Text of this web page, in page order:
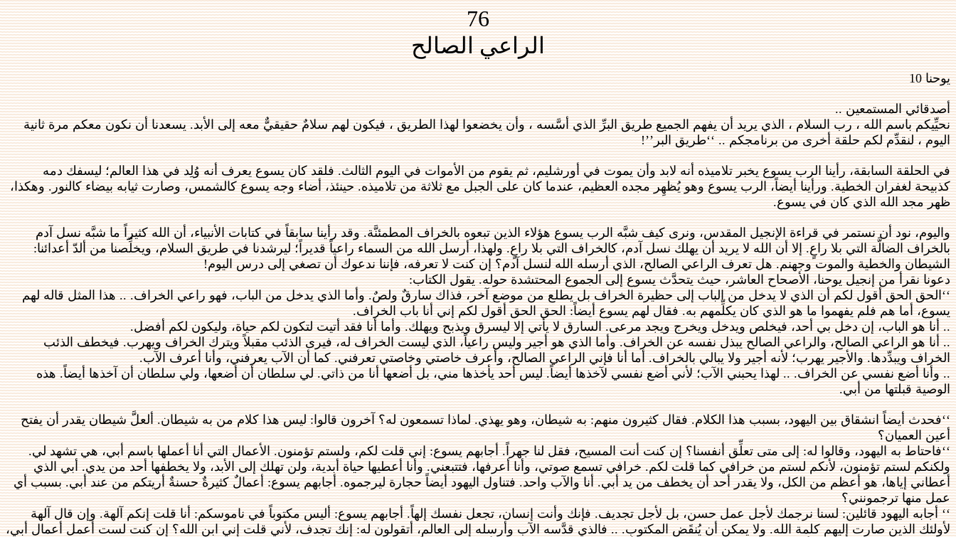
76
الراعي الصالح
يوحنا 10
أصدقائي المستمعين ..
نحيِّيكم باسم الله ، رب السلام ، الذي يريد أن يفهم الجميع طريق البرِّ الذي أسَّسه ، وأن يخضعوا لهذا الطريق ، فيكون لهم سلامٌ حقيقيٌّ معه إلى الأبد. يسعدنا أن نكون معكم مرة ثانية
اليوم ، لنقدِّم لكم حلقة أخرى من برنامجكم .. ‘‘طريق البر’’!
في الحلقة السابقة، رأينا الرب يسوع يخبر تلاميذه أنه لابد وأن يموت في أورشليم، ثم يقوم من الأموات في اليوم الثالث. فلقد كان يسوع يعرف أنه وُلِد في هذا العالم؛ ليسفك دمه
كذبيحة لغفران الخطية. ورأينا أيضاً، الرب يسوع وهو يُظهِر مجده العظيم، عندما كان على الجبل مع ثلاثة من تلاميذه. حينئذ، أضاء وجه يسوع كالشمس، وصارت ثيابه بيضاء كالنور. وهكذا،
ظهر مجد الله الذي كان في يسوع.
واليوم، نود أن نستمر في قراءة الإنجيل المقدس، ونرى كيف شبَّه الرب يسوع هؤلاء الذين تبعوه بالخراف المطمئنَّة. وقد رأينا سابقاً في كتابات الأنبياء، أن الله كثيراً ما شبَّه نسل آدم
بالخراف الضالَّة التي بلا راعٍ. إلا أن الله لا يريد أن يهلك نسل آدم، كالخراف التي بلا راعٍ. ولهذا، أرسل الله من السماء راعياً قديراً؛ ليرشدنا في طريق السلام، ويخلِّصنا من ألدّ أعدائنا:
الشيطان والخطية والموت وجهنم. هل تعرف الراعي الصالح، الذي أرسله الله لنسل آدم؟ إن كنت لا تعرفه، فإننا ندعوك أن تصغي إلى درس اليوم!
دعونا نقرأ من إنجيل يوحنا، الأصحاح العاشر، حيث يتحدَّث يسوع إلى الجموع المحتشدة حوله. يقول الكتاب:
‘‘الحق الحق أقول لكم أن الذي لا يدخل من الباب إلى حظيرة الخراف بل يطلع من موضع آخر، فذاك سارقٌ ولصٌ. وأما الذي يدخل من الباب، فهو راعي الخراف. .. هذا المثل قاله لهم
يسوع، أما هم فلم يفهموا ما هو الذي كان يكلِّمهم به. فقال لهم يسوع أيضاً: الحق الحق أقول لكم إني أنا باب الخراف.
.. أنا هو الباب، إن دخل بي أحد، فيخلص ويدخل ويخرج ويجد مرعى. السارق لا يأتي إلا ليسرق ويذبح ويهلك. وأما أنا فقد أتيت لتكون لكم حياة، وليكون لكم أفضل.
.. أنا هو الراعي الصالح، والراعي الصالح يبذل نفسه عن الخراف. وأما الذي هو أجير وليس راعياً، الذي ليست الخراف له، فيرى الذئب مقبلاً ويترك الخراف ويهرب. فيخطف الذئب
الخراف ويبدِّدها. والأجير يهرب؛ لأنه أجير ولا يبالي بالخراف. أما أنا فإني الراعي الصالح، وأعرف خاصتي وخاصتي تعرفني. كما أن الآب يعرفني، وأنا أعرف الآب.
.. وأنا أضع نفسي عن الخراف. .. لهذا يحبني الآب؛ لأني أضع نفسي لآخذها أيضاً. ليس أحد يأخذها مني، بل أضعها أنا من ذاتي. لي سلطان أن أضعها، ولي سلطان أن آخذها أيضاً. هذه
الوصية قبلتها من أبي.
‘‘فحدث أيضاً انشقاق بين اليهود، بسبب هذا الكلام. فقال كثيرون منهم: به شيطان، وهو يهذي. لماذا تسمعون له؟ آخرون قالوا: ليس هذا كلام من به شيطان. ألعلَّ شيطان يقدر أن يفتح
أعين العميان؟
‘‘فاحتاط به اليهود، وقالوا له: إلى متى تعلِّق أنفسنا؟ إن كنت أنت المسيح، فقل لنا جهراً. أجابهم يسوع: إني قلت لكم، ولستم تؤمنون. الأعمال التي أنا أعملها باسم أبي، هي تشهد لي.
ولكنكم لستم تؤمنون، لأنكم لستم من خرافي كما قلت لكم. خرافي تسمع صوتي، وأنا أعرفها، فتتبعني. وأنا أعطيها حياة أبدية، ولن تهلك إلى الأبد، ولا يخطفها أحد من يدي. أبي الذي
أعطاني إياها، هو أعظم من الكل، ولا يقدر أحد أن يخطف من يد أبي. أنا والآب واحد. فتناول اليهود أيضاً حجارة ليرجموه. أجابهم يسوع: أعمالٌ كثيرةٌ حسنةٌ أريتكم من عند أبي. بسبب أي
عمل منها ترجمونني؟
‘‘ أجابه اليهود قائلين: لسنا نرجمك لأجل عمل حسن، بل لأجل تجديف. فإنك وأنت إنسان، تجعل نفسك إلهاً. أجابهم يسوع: أليس مكتوباً في ناموسكم: أنا قلت إنكم آلهة. وإن قال آلهة
لأولئك الذين صارت إليهم كلمة الله. ولا يمكن أن يُنقَض المكتوب. .. فالذي قدَّسه الآب وأرسله إلى العالم، أتقولون له: إنك تجدف، لأني قلت إني ابن الله؟ إن كنت لست أعمل أعمال أبي،